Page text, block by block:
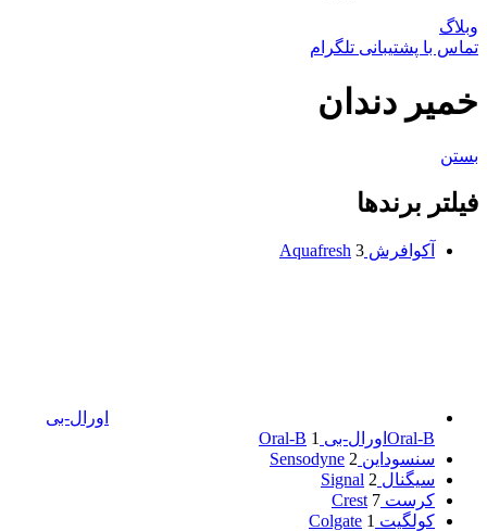
وبلاگ
تماس با پشتیبانی تلگرام
خمیر دندان
بستن
فیلتر برندها
آکوافرش Aquafresh 3
اورال-بی
Oral-B اورال-بی Oral-B 1
سنسوداین Sensodyne 2
سیگنال Signal 2
کرست Crest 7
کولگیت Colgate 1